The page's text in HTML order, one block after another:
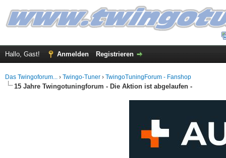
Hallo, Gast! Anmelden Registrieren
Das Twingoforum... › Twingo-Tuner › TwingoTuningForum - Fanshop
15 Jahre Twingotuningforum - Die Aktion ist abgelaufen -